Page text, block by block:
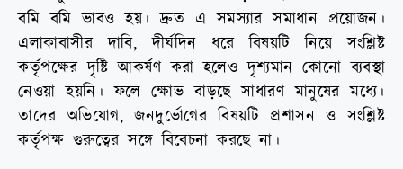
বমি বমি ভাবও হয়। দ্রুত এ সমস্যার সমাধান প্রয়োজন।
এলাকাবাসীর দাবি, দীর্ঘদিন ধরে বিষয়টি নিয়ে সংশ্লিষ্ট
কর্তৃপক্ষের দৃষ্টি আকর্ষণ করা হলেও দৃশ্যমান কোনো ব্যবস্থা
নেওয়া হয়নি। ফলে ক্ষোভ বাড়ছে সাধারণ মানুষের মধ্যে।
তাদের অভিযোগ, জনদুর্ভোগের বিষয়টি প্রশাসন ও সংশ্লিষ্ট
কর্তৃপক্ষ গুরুত্বের সঙ্গে বিবেচনা করছে না।